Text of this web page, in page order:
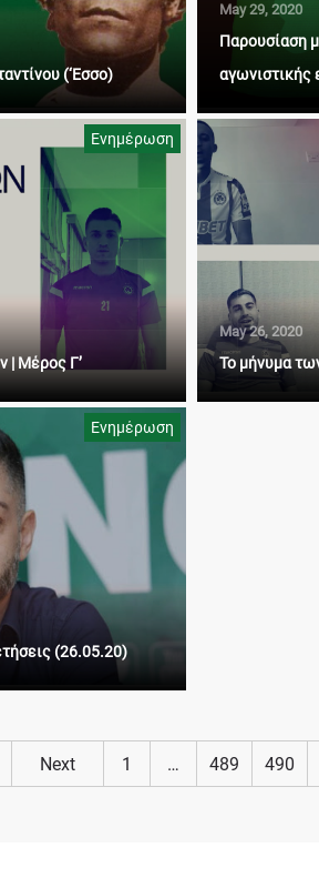
(‘Εσσο)
May 29, 2020
Παρουσίαση
αγωνιστικής
Ενημέρωση
| Μέρος Γ’
May 26, 2020
Το μήνυμα
Ενημέρωση
(26.05.20)
Next 1 … 489 490